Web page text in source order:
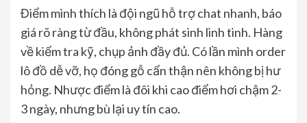
Điểm mình thích là đội ngũ hỗ trợ chat nhanh, báo
giá rõ ràng từ đầu, không phát sinh linh tinh. Hàng
về kiểm tra kỹ, chụp ảnh đầy đủ. Có lần mình order
lô đồ dễ vỡ, họ đóng gỗ cẩn thận nên không bị hư
hỏng. Nhược điểm là đôi khi cao điểm hơi chậm 2-
3 ngày, nhưng bù lại uy tín cao.